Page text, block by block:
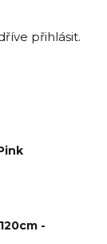
přihlásit.
-